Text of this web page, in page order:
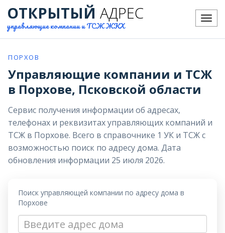
Меню
ОТКРЫТЫЙ АДРЕС
управляющие компании и ТСЖ ЖКХ
ПОРХОВ
Управляющие компании и ТСЖ
в Порхове, Псковской области
Сервис получения информации об адресах,
телефонах и реквизитах управляющих компаний и
ТСЖ в Порхове. Всего в справочнике 1 УК и ТСЖ с
возможностью поиск по адресу дома. Дата
обновления информации 25 июля 2026.
Поиск управляющей компании по адресу дома в
Порхове